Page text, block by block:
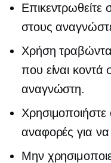
Επικεντρωθείτε
στους
Χρήση
που είναι
αναγνώστη.
αναφορές για
Μην